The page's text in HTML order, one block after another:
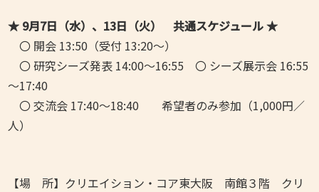
★ 9月7日（水）、13日（火） 共通スケジュール ★
〇 開会 13:50（受付 13:20～）
〇 研究シーズ発表 14:00～16:55 〇 シーズ展示会 16:55
～17:40
〇 交流会 17:40～18:40 希望者のみ参加（1,000円／
人）
【場 所】クリエイション・コア東大阪 南館３階 クリ